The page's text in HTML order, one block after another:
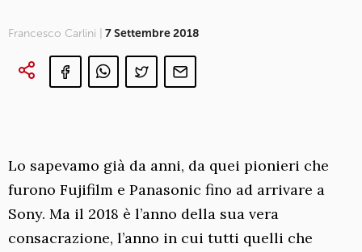
Francesco Carlini | 7 Settembre 2018
Lo sapevamo già da anni, da quei pionieri che
furono Fujifilm e Panasonic fino ad arrivare a
Sony. Ma il 2018 è l’anno della sua vera
consacrazione, l’anno in cui tutti quelli che